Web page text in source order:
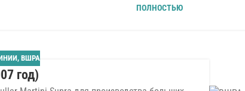
ПОЛНОСТЬЮ
,ВШРА
год)